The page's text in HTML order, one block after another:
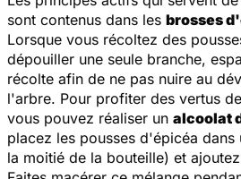
sont contenus dans les brosses
Lorsque vous récoltez des
dépouiller une seule branche,
récolte afin de ne pas nuire au
l'arbre. Pour profiter des vertus
vous pouvez réaliser un alcoolat
placez les pousses d'épicéa
la moitié de la bouteille) et